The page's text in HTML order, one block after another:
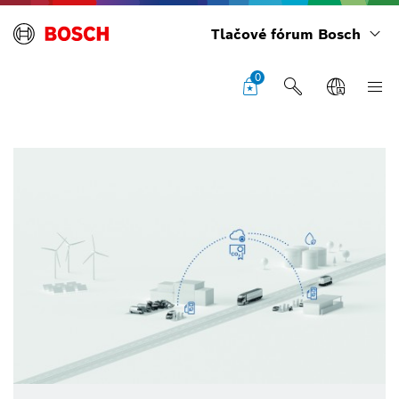
Tlačové fórum Bosch
0